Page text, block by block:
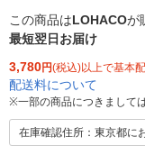
この商品はLOHACOが
最短翌日お届け
3,780円(税込)以上で基本
配送料について
※一部の商品につきまして
在庫確認住所：東京都に